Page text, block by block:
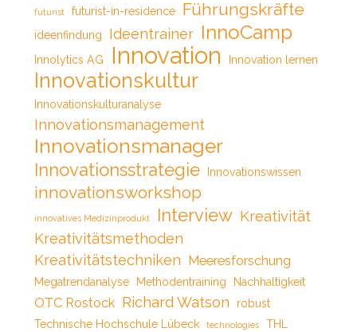
futurist futurist-in-residence Führungskräfte
ideenfindung Ideentrainer InnoCamp
Innolytics AG Innovation Innovation lernen
Innovationskultur
Innovationskulturanalyse
Innovationsmanagement
Innovationsmanager
Innovationsstrategie Innovationswissen
innovationsworkshop
innovatives Medizinprodukt Interview Kreativität
Kreativitätsmethoden
Kreativitätstechniken
Meeresforschung
Megatrendanalyse Methodentraining Nachhaltigkeit
OTC Rostock Richard Watson
robust
Technische Hochschule Lübeck
technologies
THL